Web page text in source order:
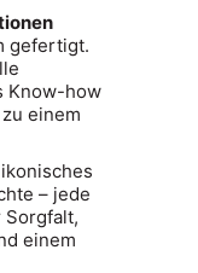
gefertigt.
Know-how
einem
– jede
einem